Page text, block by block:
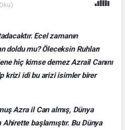
Ecel zamanın
doldu mu? Öleceksin Ruhları
hiç kimse demez Azrail Canını
krizi idi bu arizi isimler birer
Azra il Can almış, Dünya
başlamıştır. Bu Dünya